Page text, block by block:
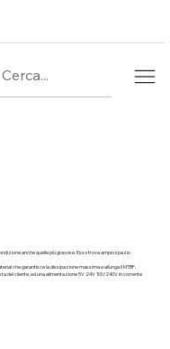
anche quelle più gravose. Esso trova ampio spazio
che garantisce la dissipazione massima e allunga il MTBF.
del cliente, ed una alimentazione 5V 24V 100/240V in corrente